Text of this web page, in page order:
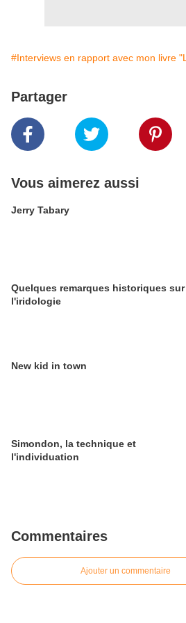
#Interviews en rapport avec mon livre
Partager
Vous aimerez aussi
Jerry Tabary
Quelques remarques historiques sur
l'iridologie
New kid in town
Simondon, la technique et
l'individuation
Commentaires
Ajouter un commentaire